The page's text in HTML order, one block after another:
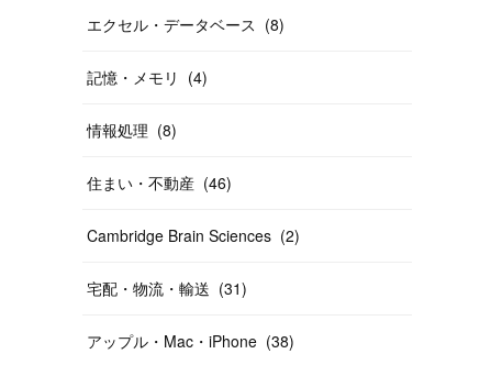
エクセル・データベース (8)
記憶・メモリ (4)
情報処理 (8)
住まい・不動産 (46)
Cambridge Brain Sciences (2)
宅配・物流・輸送 (31)
アップル・Mac・iPhone (38)